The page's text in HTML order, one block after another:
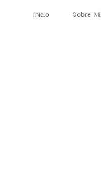
Inicio Sobre Mí